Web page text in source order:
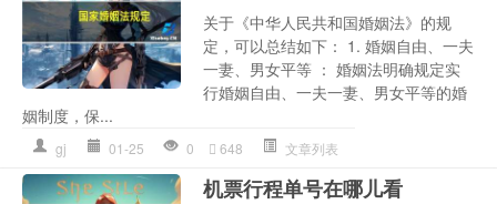
关于《中华人民共和国婚姻法》的规
定，可以总结如下： 1. 婚姻自由、一夫
一妻、男女平等 ： 婚姻法明确规定实
行婚姻自由、一夫一妻、男女平等的婚
姻制度，保...
gj 01-25 0 648 文章列表
机票行程单号在哪儿看